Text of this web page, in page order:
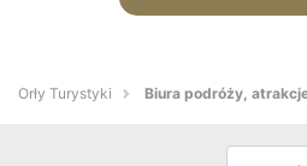
Orły Turystyki Biura podróży,